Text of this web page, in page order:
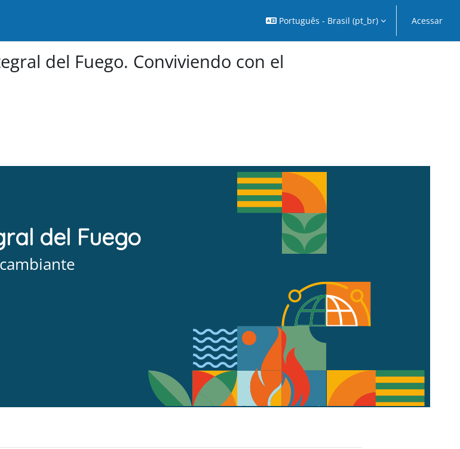
Português - Brasil ‎(pt_br)‎ Acessar
del Fuego. Conviviendo con el
del Fuego